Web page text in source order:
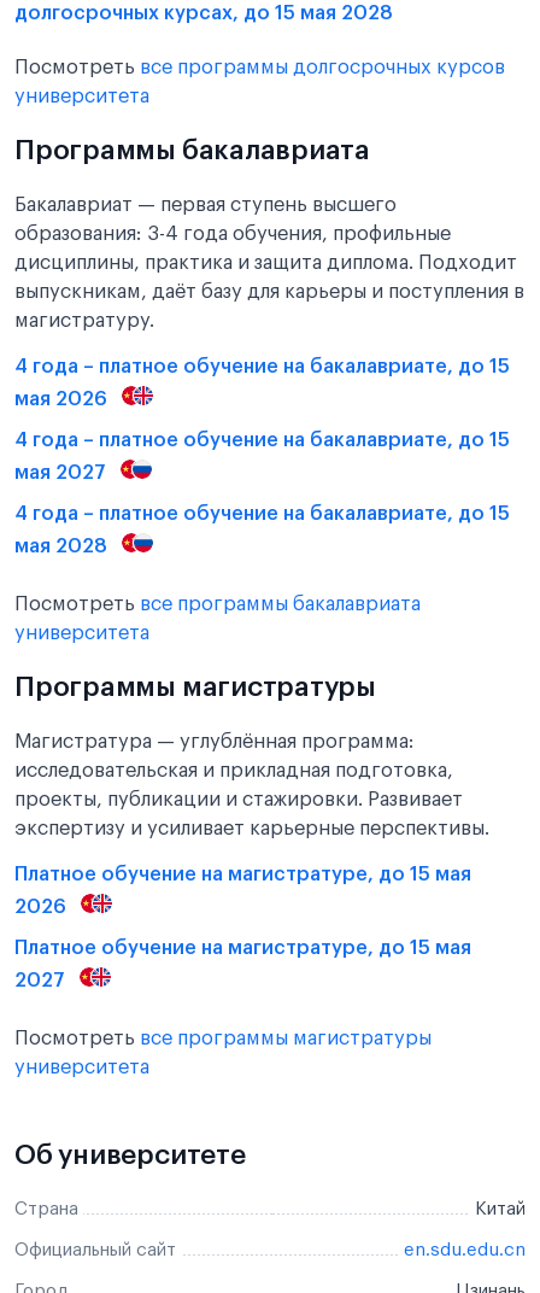
долгосрочных курсах, до 15 мая 2028
Посмотреть все программы долгосрочных курсов
университета
Программы бакалавриата
Бакалавриат — первая ступень высшего
образования: 3-4 года обучения, профильные
дисциплины, практика и защита диплома. Подходит
выпускникам, даёт базу для карьеры и поступления в
магистратуру.
4 года – платное обучение на бакалавриате, до 15
мая 2026
4 года – платное обучение на бакалавриате, до 15
мая 2027
4 года – платное обучение на бакалавриате, до 15
мая 2028
Посмотреть все программы бакалавриата
университета
Программы магистратуры
Магистратура — углублённая программа:
исследовательская и прикладная подготовка,
проекты, публикации и стажировки. Развивает
экспертизу и усиливает карьерные перспективы.
Платное обучение на магистратуре, до 15 мая
2026
Платное обучение на магистратуре, до 15 мая
2027
Посмотреть все программы магистратуры
университета
Об университете
Страна Китай
Официальный сайт en.sdu.edu.cn